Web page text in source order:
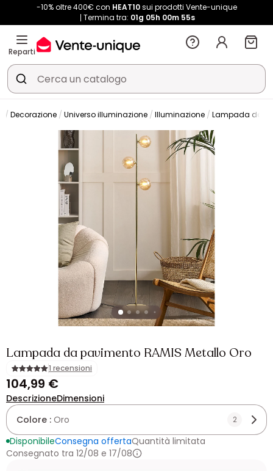
-10% oltre 400€ con HEAT10sui prodotti Vente-unique
Termina tra: 01g 05h 00m 55s
Reparti
Decorazione Universo illuminazione Illuminazione Lampada da
Lampada da pavimento RAMIS Metallo Oro
1 recensioni
104,99 €
DescrizioneDimensioni
Colore : Oro 2
DisponibileConsegna offertaQuantità limitata
Consegnato tra 12/08 e 17/08